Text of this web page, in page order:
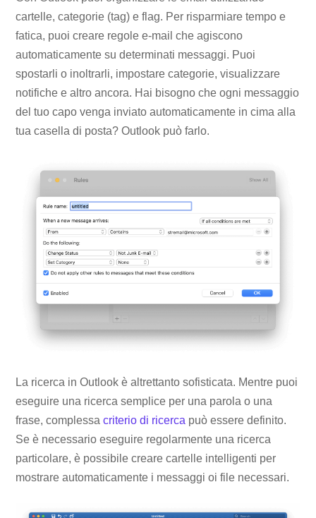
cartelle, categorie (tag) e flag. Per risparmiare tempo e
fatica, puoi creare regole e-mail che agiscono
automaticamente su determinati messaggi. Puoi
spostarli o inoltrarli, impostare categorie, visualizzare
notifiche e altro ancora. Hai bisogno che ogni messaggio
del tuo capo venga inviato automaticamente in cima alla
tua casella di posta? Outlook può farlo.
La ricerca in Outlook è altrettanto sofisticata. Mentre puoi
eseguire una ricerca semplice per una parola o una
frase, complessacriterio di ricerca può essere definito.
Se è necessario eseguire regolarmente una ricerca
particolare, è possibile creare cartelle intelligenti per
mostrare automaticamente i messaggi oi file necessari.